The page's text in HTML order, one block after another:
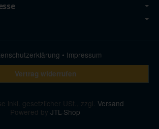
• Impressum
Vertrag widerrufen
inkl. gesetzlicher USt., zzgl. Versand
Powered by JTL-Shop